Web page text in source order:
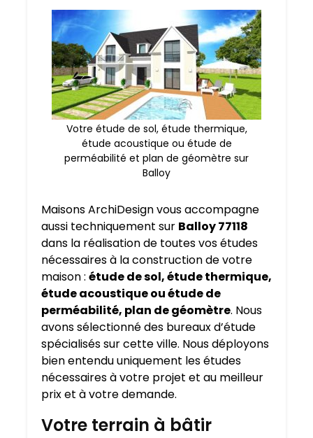
Votre étude de sol, étude thermique,
étude acoustique ou étude de
perméabilité et plan de géomètre sur
Balloy
Maisons ArchiDesign vous accompagne
aussi techniquement sur Balloy 77118
dans la réalisation de toutes vos études
nécessaires à la construction de votre
maison : étude de sol, étude thermique,
étude acoustique ou étude de
perméabilité, plan de géomètre. Nous
avons sélectionné des bureaux d’étude
spécialisés sur cette ville. Nous déployons
bien entendu uniquement les études
nécessaires à votre projet et au meilleur
prix et à votre demande.
Votre terrain à bâtir